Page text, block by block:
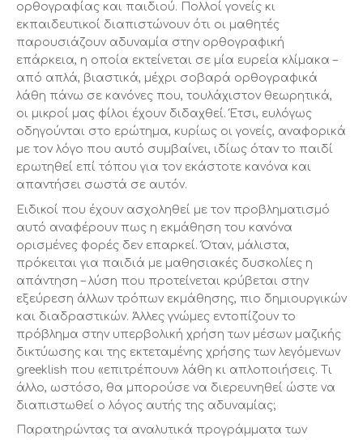
ορθογραφίας και παιδιού. Πολλοί γονείς κι
εκπαιδευτικοί διαπιστώνουν ότι οι μαθητές
παρουσιάζουν αδυναμία στην ορθογραφική
επάρκεια, η οποία εκτείνεται σε μία ευρεία κλίμακα –
από απλά, βιαστικά, μέχρι σοβαρά ορθογραφικά
λάθη πάνω σε κανόνες που, τουλάχιστον θεωρητικά,
οι μικροί μας φίλοι έχουν διδαχθεί. Έτσι, ευλόγως
οδηγούνται στο ερώτημα, κυρίως οι γονείς, αναφορικά
με τον λόγο που αυτό συμβαίνει, ιδίως όταν το παιδί
ερωτηθεί επί τόπου για τον εκάστοτε κανόνα και
απαντήσει σωστά σε αυτόν.
Ειδικοί που έχουν ασχοληθεί με τον προβληματισμό
αυτό αναφέρουν πως η εκμάθηση του κανόνα
ορισμένες φορές δεν επαρκεί. Όταν, μάλιστα,
πρόκειται για παιδιά με μαθησιακές δυσκολίες η
απάντηση – λύση που προτείνεται κρύβεται στην
εξεύρεση άλλων τρόπων εκμάθησης, πιο δημιουργικών
και διαδραστικών. Άλλες γνώμες εντοπίζουν το
πρόβλημα στην υπερβολική χρήση των μέσων μαζικής
δικτύωσης και της εκτεταμένης χρήσης των λεγόμενων
greeklish που «επιτρέπουν» λάθη κι απλοποιήσεις. Τι
άλλο, ωστόσο, θα μπορούσε να διερευνηθεί ώστε να
διαπιστωθεί ο λόγος αυτής της αδυναμίας;
Παρατηρώντας τα αναλυτικά προγράμματα των